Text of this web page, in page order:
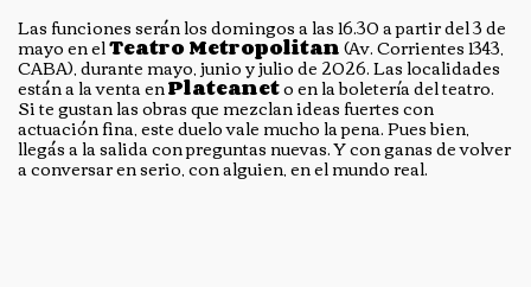
Las funciones serán los domingos a las 16.30 a partir del 3 de
mayo en elTeatro Metropolitan(Av. Corrientes 1343,
CABA), durante mayo, junio y julio de 2026. Las localidades
están a la venta enPlateaneto en la boletería del teatro.
Si te gustan las obras que mezclan ideas fuertes con
actuación fina, este duelo vale mucho la pena. Pues bien,
llegás a la salida con preguntas nuevas. Y con ganas de volver
a conversar en serio, con alguien, en el mundo real.